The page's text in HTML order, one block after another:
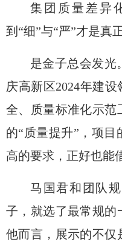
集团质量差异
到 “细”与“严”才是真
是金子总会发光
庆高新区2024年建
全、质量标准化示范
的“质量提升”，项目
高的要求，正好也能
马国君和团队
子，就选了最常规的
他而言，展示的不仅